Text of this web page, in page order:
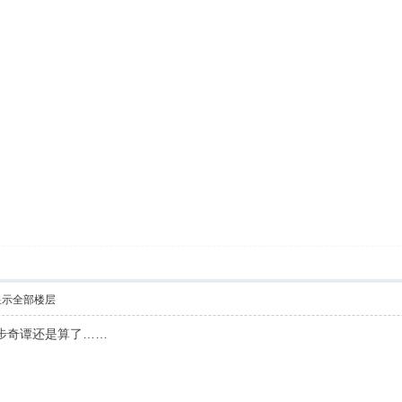
示全部楼层
奇谭还是算了……